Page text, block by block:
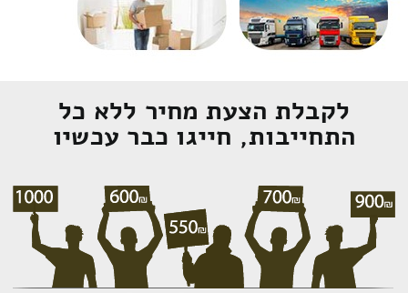
לקבלת הצעת מחיר ללא כל
התחייבות, חייגו כבר עכשיו